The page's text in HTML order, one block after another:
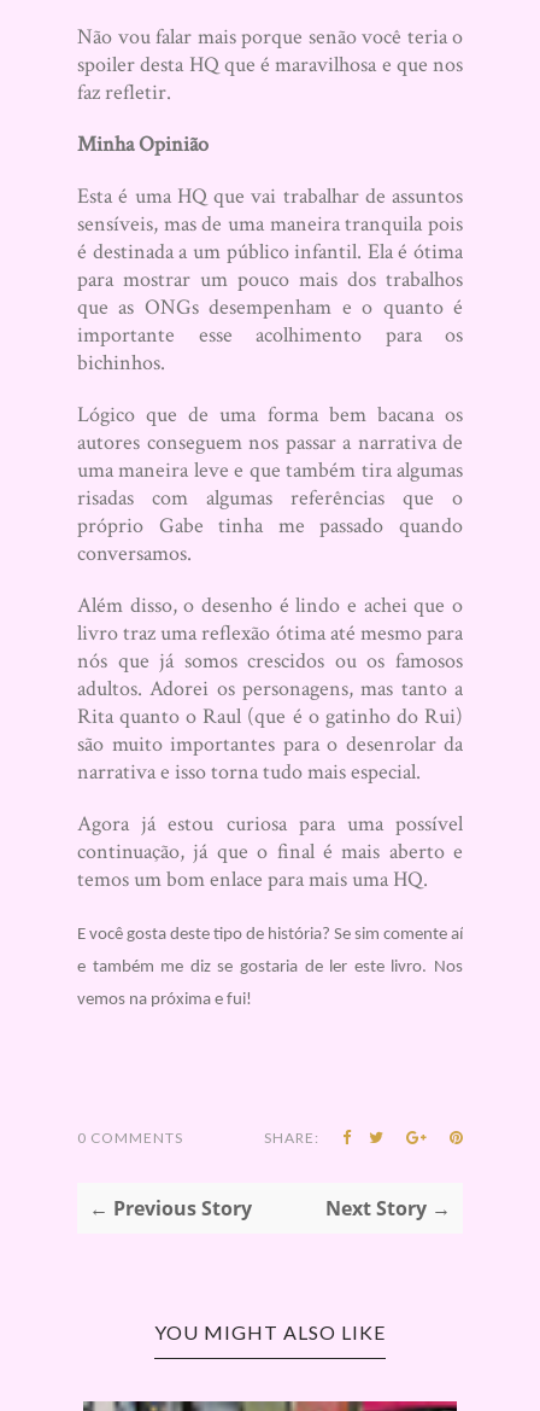
Não vou falar mais porque senão você teria o
spoiler desta HQ que é maravilhosa e que nos
faz refletir.
Minha Opinião
Esta é uma HQ que vai trabalhar de assuntos
sensíveis, mas de uma maneira tranquila pois
é destinada a um público infantil. Ela é ótima
para mostrar um pouco mais dos trabalhos
que as ONGs desempenham e o quanto é
importante esse acolhimento para os
bichinhos.
Lógico que de uma forma bem bacana os
autores conseguem nos passar a narrativa de
uma maneira leve e que também tira algumas
risadas com algumas referências que o
próprio Gabe tinha me passado quando
conversamos.
Além disso, o desenho é lindo e achei que o
livro traz uma reflexão ótima até mesmo para
nós que já somos crescidos ou os famosos
adultos. Adorei os personagens, mas tanto a
Rita quanto o Raul (que é o gatinho do Rui)
são muito importantes para o desenrolar da
narrativa e isso torna tudo mais especial.
Agora já estou curiosa para uma possível
continuação, já que o final é mais aberto e
temos um bom enlace para mais uma HQ.
E você gosta deste tipo de história? Se sim comente aí
e também me diz se gostaria de ler este livro. Nos
vemos na próxima e fui!
0 COMMENTS SHARE:
← Previous Story Next Story →
YOU MIGHT ALSO LIKE